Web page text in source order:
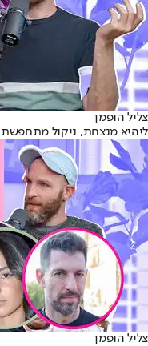
צליל הופמן
ליהיא מנצחת, ניקול מתחפשת
צליל הופמן